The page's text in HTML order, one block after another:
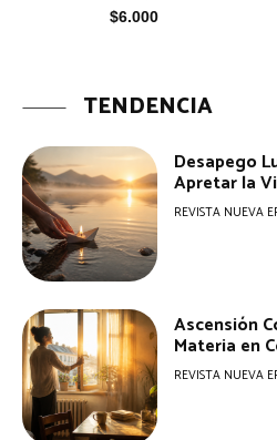
$6.000
TENDENCIA
Desapego
Apretar la
REVISTA NUEVA
Ascensión
Materia en
REVISTA NUEVA